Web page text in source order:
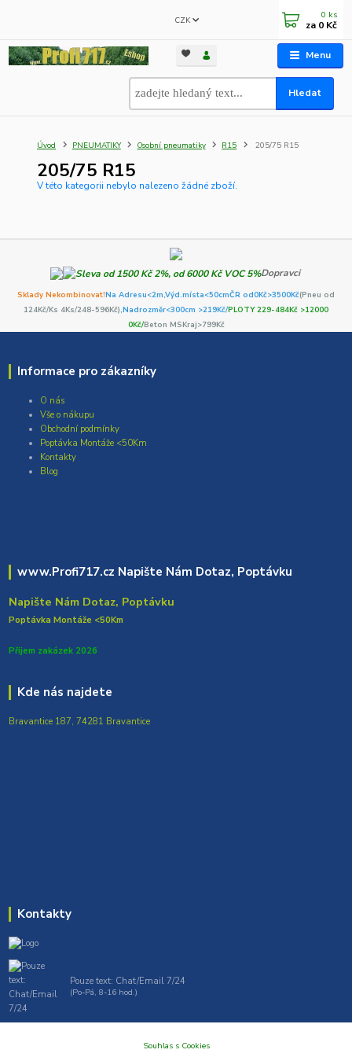
Menu
CZK
Hledat
0 ks
za 0 Kč
Úvod PNEUMATIKY Osobní pneumatiky R15 205/75 R15
205/75 R15
V této kategorii nebylo nalezeno žádné zboží.
Dopravci
Sklady Nekombinovat!Na Adresu<2m,Výd.místa<50cmČR od0Kč>3500Kč(Pneu od
124Kč/Ks 4Ks/248-596Kč),Nadrozměr<300cm >219Kč/PLOTY 229-484Kč >12000
0Kč/Beton MSKraj>799Kč
Informace pro zákazníky
O nás
Vše o nákupu
Obchodní podmínky
Poptávka Montáže <50Km
Kontakty
Blog
www.Profi717.cz Napište Nám Dotaz, Poptávku
Napište Nám Dotaz, Poptávku
Poptávka Montáže <50Km
Přijem zakázek 2026
Kde nás najdete
Bravantice 187, 74281 Bravantice
Kontakty
Pouze text: Chat/Email 7/24
(Po-Pá, 8-16 hod.)
Souhlas s Cookies